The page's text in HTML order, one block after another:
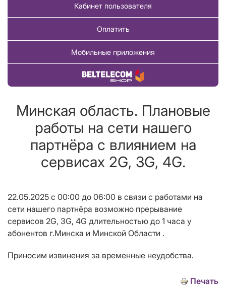
Кабинет пользователя
Оплатить
Мобильные приложения
Купить товар
Минская область. Плановые
работы на сети нашего
партнёра с влиянием на
сервисах 2G, 3G, 4G.
22.05.2025 с 00:00 до 06:00 в связи с работами на
сети нашего партнёра возможно прерывание
сервисов 2G, 3G, 4G длительностью до 1 часа у
абонентов г.Минска и Минской Области .
Приносим извинения за временные неудобства.
Печать